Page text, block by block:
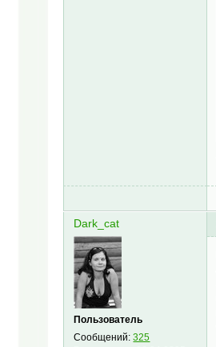
Dark_cat
Пользователь
Сообщений:325